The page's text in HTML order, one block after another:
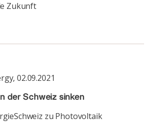
Zukunft
, 02.09.2021
der Schweiz sinken
zu Photovoltaik